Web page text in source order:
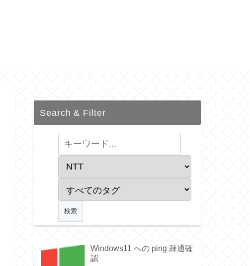
Search & Filter
Windows11 への ping 疎通確
認